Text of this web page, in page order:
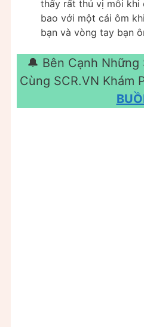
thấy rất thú vị mỗi khi
bao với một cái ôm
bạn và vòng tay bạn
🔔 Bên Cạnh
Cùng SCR.VN Khám